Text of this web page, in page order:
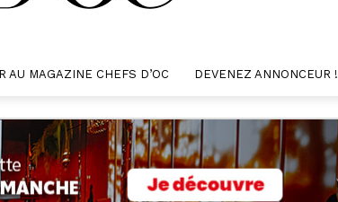
AU MAGAZINE CHEFS D’OC DEVENEZ ANNONCEUR !